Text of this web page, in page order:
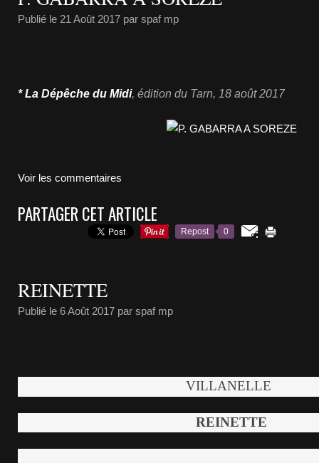
Publié le 21 Août 2017 par spaf mp
* La Dépêche du Midi, édition du Tarn, 18 août 2017
Voir les commentaires
PARTAGER CET ARTICLE
Repost 0
REINETTE
Publié le 6 Août 2017 par spaf mp
VILLANELLE
REINETTE